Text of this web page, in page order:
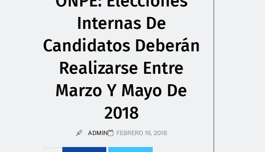
Internas De
Candidatos Deberán
Realizarse Entre
Marzo Y Mayo De
2018
ADMIN FEBRERO 16, 2018